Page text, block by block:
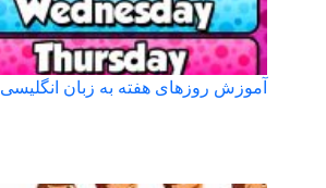
آموزش روزهای هفته به زبان انگلیسی